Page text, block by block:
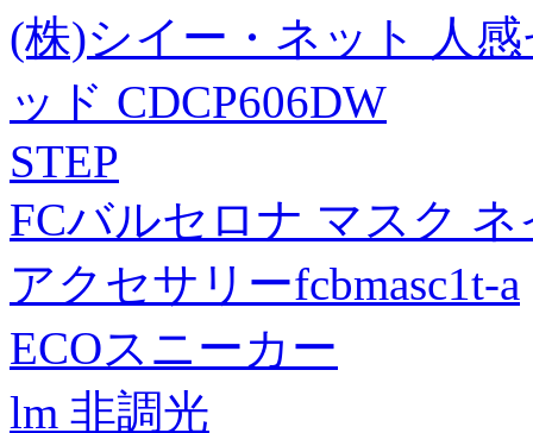
(株)シイー・ネット 人
ッド CDCP606DW
STEP
FCバルセロナ マスク
アクセサリーfcbmasc1t-a
ECOスニーカー
lm 非調光